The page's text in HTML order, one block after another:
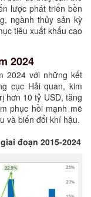
lược phát triển bền
ngành thủy sản kỳ
tiêu xuất khẩu cao
2024
2024 với những kết
cục Hải quan, kim
hơn 10 tỷ USD, tăng
phục hồi mạnh mẽ
và biến đổi khí hậu.
đoạn 2015-2024